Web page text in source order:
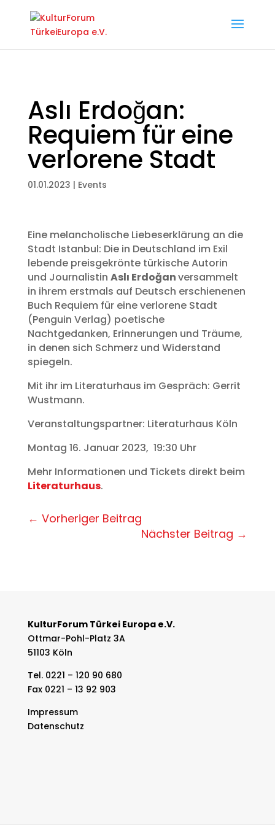
Aslı Erdoğan:
Requiem für eine
verlorene Stadt
01.01.2023 | Events
Eine melancholische Liebeserklärung an die
Stadt Istanbul: Die in Deutschland im Exil
lebende preisgekrönte türkische Autorin
und Journalistin Aslı Erdoğanversammelt
in ihrem erstmals auf Deutsch erschienenen
Buch Requiem für eine verlorene Stadt
(Penguin Verlag) poetische
Nachtgedanken, Erinnerungen und Träume,
in denen sich Schmerz und Widerstand
spiegeln.
Mit ihr im Literaturhaus im Gespräch: Gerrit
Wustmann.
Veranstaltungspartner: Literaturhaus Köln
Montag 16. Januar 2023, 19:30 Uhr
Mehr Informationen und Tickets direkt beim
Literaturhaus.
← Vorheriger Beitrag
Nächster Beitrag →
KulturForum Türkei Europa e.V.
Ottmar-Pohl-Platz 3A
51103 Köln
Tel. 0221 – 120 90 680
Fax 0221 – 13 92 903
Impressum
Datenschutz